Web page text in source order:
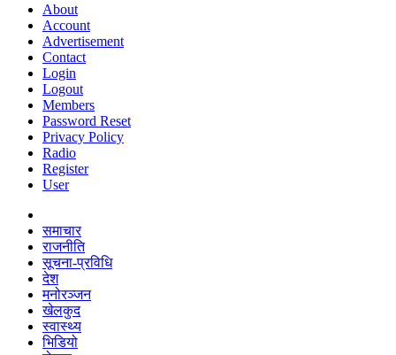
About
Account
Advertisement
Contact
Login
Logout
Members
Password Reset
Privacy Policy
Radio
Register
User
समाचार
राजनीति
सूचना-प्रविधि
देश
मनोरञ्जन
खेलकुद
स्वास्थ्य
भिडियो